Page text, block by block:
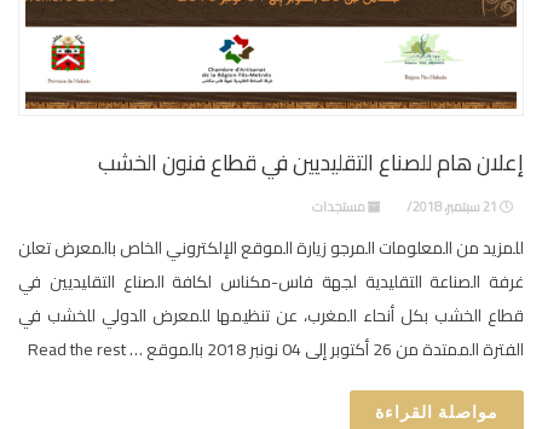
إعلان هام للصناع التقليديين في قطاع فنون الخشب
مستجدات
للمزيد من المعلومات المرجو زيارة الموقع الإلكتروني الخاص بالمعرض تعلن
غرفة الصناعة التقليدية لجهة فاس-مكناس لكافة الصناع التقليديين في
قطاع الخشب بكل أنحاء المغرب، عن تنظيمها للمعرض الدولي للخشب في
الفترة الممتدة من 26 أكتوبر إلى 04 نونبر 2018 بالموقع … Read the rest
مواصلة القراءة